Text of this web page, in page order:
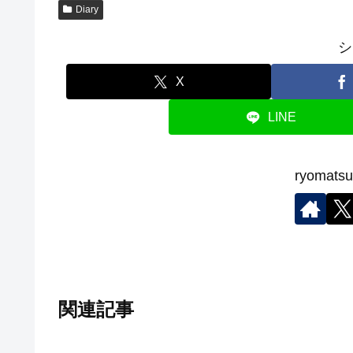
Diary
X
LINE
関連記事